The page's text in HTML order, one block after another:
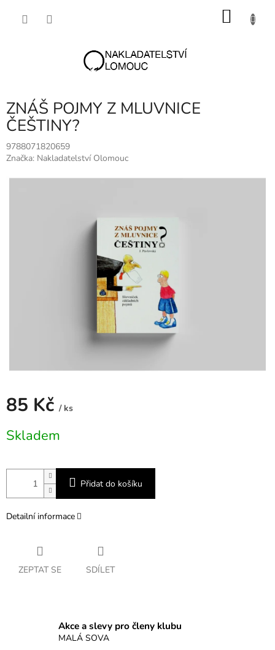
ZNÁŠ POJMY Z MLUVNICE
ČEŠTINY?
9788071820659
Značka: Nakladatelství Olomouc
85 Kč / ks
cena:
Skladem
Přidat do košíku
Detailní informace
ZEPTAT SE SDÍLET
Akce a slevy pro členy klubu
MALÁ SOVA